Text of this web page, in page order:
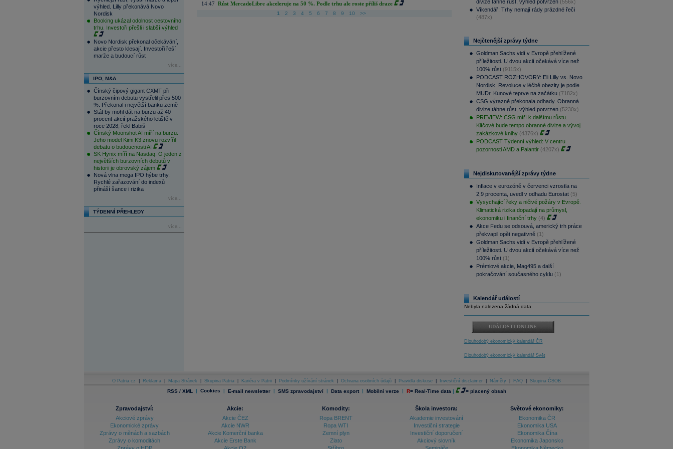
výhled. Lilly překonává Novo
Nordisk
Booking ukázal odolnost cestovního
trhu. Investoři přešli i slabší výhled
Novo Nordisk překonal očekávání,
akcie přesto klesají. Investoři řeší
marže a budoucí růst
více...
IPO, M&A
Čínský čipový gigant CXMT při
burzovním debutu vystřelil přes 500
%. Překonal i největší banku země
Stát by mohl dát na burzu až 40
procent akcií pražského letiště v
roce 2028, řekl Babiš
Čínský Moonshot AI míří na burzu.
Jeho model Kimi K3 znovu rozvířil
debatu o budoucnosti AI
SK Hynix míří na Nasdaq. O jeden z
největších burzovních debutů v
historii je obrovský zájem
Nová vlna mega IPO hýbe trhy.
Rychlé zařazování do indexů
přináší šance i rizika
více...
TÝDENNÍ PŘEHLEDY
více...
14:47 Růst MercadoLibre akceleruje na 50 %. Podle trhu ale roste příliš draze
1 2 3 4 5 6 7 8 9 10 >>
divize táhne růst, výhled potvrzen (556x)
Víkendář: Trhy nemají rády prázdné řeči
(487x)
Nejčtenější zprávy týdne
Goldman Sachs vidí v Evropě přehlížené
příležitosti. U dvou akcií očekává více než
100% růst (9115x)
PODCAST ROZHOVORY: Eli Lilly vs. Novo
Nordisk. Revoluce v léčbě obezity je podle
MUDr. Kunové teprve na začátku (7182x)
CSG výrazně překonala odhady. Obranná
divize táhne růst, výhled potvrzen (5230x)
PREVIEW: CSG míří k dalšímu růstu.
Klíčové bude tempo obranné divize a vývoj
zakázkové knihy (4376x)
PODCAST Týdenní výhled: V centru
pozornosti AMD a Palantir (4207x)
Nejdiskutovanější zprávy týdne
Inflace v eurozóně v červenci vzrostla na
2,9 procenta, uvedl v odhadu Eurostat (5)
Vysychající řeky a ničivé požáry v Evropě.
Klimatická rizika dopadají na průmysl,
ekonomiku i finanční trhy (4)
Akce Fedu se odsouvá, americký trh práce
překvapil opět negativně (1)
Goldman Sachs vidí v Evropě přehlížené
příležitosti. U dvou akcií očekává více než
100% růst (1)
Prémiové akcie, Mag495 a další
pokračování současného cyklu (1)
Kalendář událostí
Nebyla nalezena žádná data
UDÁLOSTI ONLINE
Dlouhodobý ekonomický kalendář ČR
Dlouhodobý ekonomický kalendář Svět
O Patria.cz Reklama Mapa Stránek Skupina Patria Kariéra v Patrii Podmínky užívání stránek Ochrana osobních údajů Pravidla diskuse Investiční disclaimer Náměty FAQ Skupina ČSOB
RSS / XML | Cookies | E-mail newsletter | SMS zpravodajství | Data export | Mobilní verze | R= Real-Time data | = placený obsah
Zpravodajství:
Akciové zprávy
Ekonomické zprávy
Zprávy o měnách a sazbách
Zprávy o komoditách
Akcie:
Akcie ČEZ
Akcie NWR
Akcie Komerční banka
Akcie Erste Bank
Komodity:
Ropa BRENT
Ropa WTI
Zemní plyn
Zlato
Škola investora:
Akademie investování
Investiční strategie
Investiční doporučení
Akciový slovník
Světové ekonomiky:
Ekonomika ČR
Ekonomika USA
Ekonomika Čína
Ekonomika Japonsko